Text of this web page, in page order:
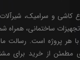
کاشی و سرامیک،
ساختمانی، همراه
هر پروژه است. رسالت ما
از خرید برای